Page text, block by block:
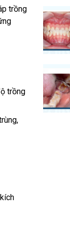
trồng
trồng